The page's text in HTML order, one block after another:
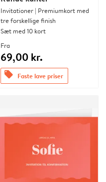
Invitationer | Premiumkort med
tre forskellige finish
Sæt med 10 kort
Fra
69,00 kr.
offers Faste lave priser